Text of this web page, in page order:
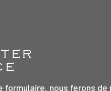
formulaire, nous ferons de